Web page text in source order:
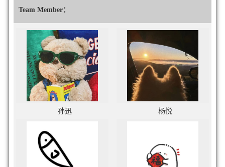
Team Member：
孙迅 杨悦